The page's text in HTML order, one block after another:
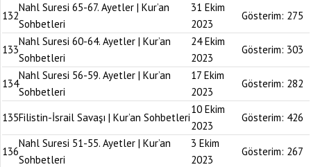
132
Nahl Suresi 65-67. Ayetler | Kur’an
Sohbetleri
31 Ekim
2023
Gösterim: 275
133
Nahl Suresi 60-64. Ayetler | Kur’an
Sohbetleri
24 Ekim
2023
Gösterim: 303
134
Nahl Suresi 56-59. Ayetler | Kur’an
Sohbetleri
17 Ekim
2023
Gösterim: 282
135Filistin-İsrail Savaşı | Kur’an Sohbetleri
10 Ekim
2023
Gösterim: 426
136
Nahl Suresi 51-55. Ayetler | Kur’an
Sohbetleri
3 Ekim
2023
Gösterim: 267